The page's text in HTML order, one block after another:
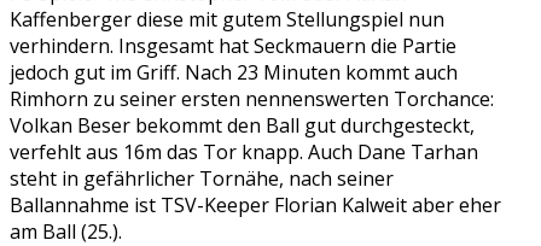
Kaffenberger diese mit gutem Stellungspiel nun
verhindern. Insgesamt hat Seckmauern die Partie
jedoch gut im Griff. Nach 23 Minuten kommt auch
Rimhorn zu seiner ersten nennenswerten Torchance:
Volkan Beser bekommt den Ball gut durchgesteckt,
verfehlt aus 16m das Tor knapp. Auch Dane Tarhan
steht in gefährlicher Tornähe, nach seiner
Ballannahme ist TSV-Keeper Florian Kalweit aber eher
am Ball (25.).